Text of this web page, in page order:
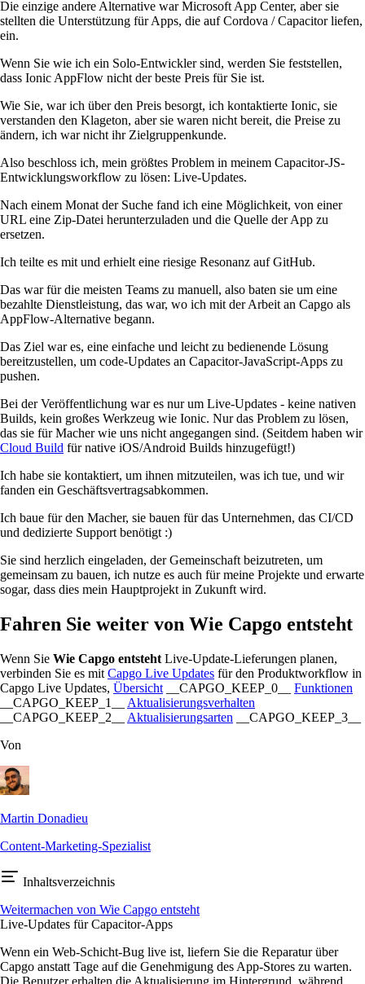
Die einzige andere Alternative war Microsoft App Center, aber sie
stellten die Unterstützung für Apps, die auf Cordova / Capacitor liefen,
ein.
Wenn Sie wie ich ein Solo-Entwickler sind, werden Sie feststellen,
dass Ionic AppFlow nicht der beste Preis für Sie ist.
Wie Sie, war ich über den Preis besorgt, ich kontaktierte Ionic, sie
verstanden den Klageton, aber sie waren nicht bereit, die Preise zu
ändern, ich war nicht ihr Zielgruppenkunde.
Also beschloss ich, mein größtes Problem in meinem Capacitor-JS-
Entwicklungsworkflow zu lösen: Live-Updates.
Nach einem Monat der Suche fand ich eine Möglichkeit, von einer
URL eine Zip-Datei herunterzuladen und die Quelle der App zu
ersetzen.
Ich teilte es mit und erhielt eine riesige Resonanz auf GitHub.
Das war für die meisten Teams zu manuell, also baten sie um eine
bezahlte Dienstleistung, das war, wo ich mit der Arbeit an Capgo als
AppFlow-Alternative begann.
Das Ziel war es, eine einfache und leicht zu bedienende Lösung
bereitzustellen, um code-Updates an Capacitor-JavaScript-Apps zu
pushen.
Bei der Veröffentlichung war es nur um Live-Updates - keine nativen
Builds, kein großes Werkzeug wie Ionic. Nur das Problem zu lösen,
das sie für Macher wie uns nicht angegangen sind. (Seitdem haben wir
Cloud Build für native iOS/Android Builds hinzugefügt!)
Ich habe sie kontaktiert, um ihnen mitzuteilen, was ich tue, und wir
fanden ein Geschäftsvertragsabkommen.
Ich baue für den Macher, sie bauen für das Unternehmen, das CI/CD
und dedizierte Support benötigt :)
Sie sind herzlich eingeladen, der Gemeinschaft beizutreten, um
gemeinsam zu bauen, ich nutze es auch für meine Projekte und erwarte
sogar, dass dies mein Hauptprojekt in Zukunft wird.
Fahren Sie weiter von Wie Capgo entsteht
Wenn Sie Wie Capgo entsteht Live-Update-Lieferungen planen,
verbinden Sie es mit Capgo Live Updates für den Produktworkflow in
Capgo Live Updates, Übersicht __CAPGO_KEEP_0__ Funktionen
__CAPGO_KEEP_1__ Aktualisierungsverhalten
__CAPGO_KEEP_2__ Aktualisierungsarten __CAPGO_KEEP_3__
Von
Martin Donadieu
Content-Marketing-Spezialist
Inhaltsverzeichnis
Weitermachen von Wie Capgo entsteht
Live-Updates für Capacitor-Apps
Wenn ein Web-Schicht-Bug live ist, liefern Sie die Reparatur über
Capgo anstatt Tage auf die Genehmigung des App-Stores zu warten.
Die Benutzer erhalten die Aktualisierung im Hintergrund, während